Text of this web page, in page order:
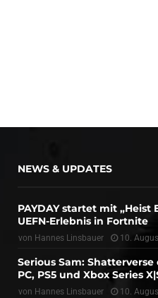
NEWS & UPDATES
PAYDAY startet mit „Heist
UEFN-Erlebnis in Fortnite
von Hannes Linsbauer 10.
Serious Sam:
PC, PS5 und Xbox Series
von Hannes Linsbauer 10.